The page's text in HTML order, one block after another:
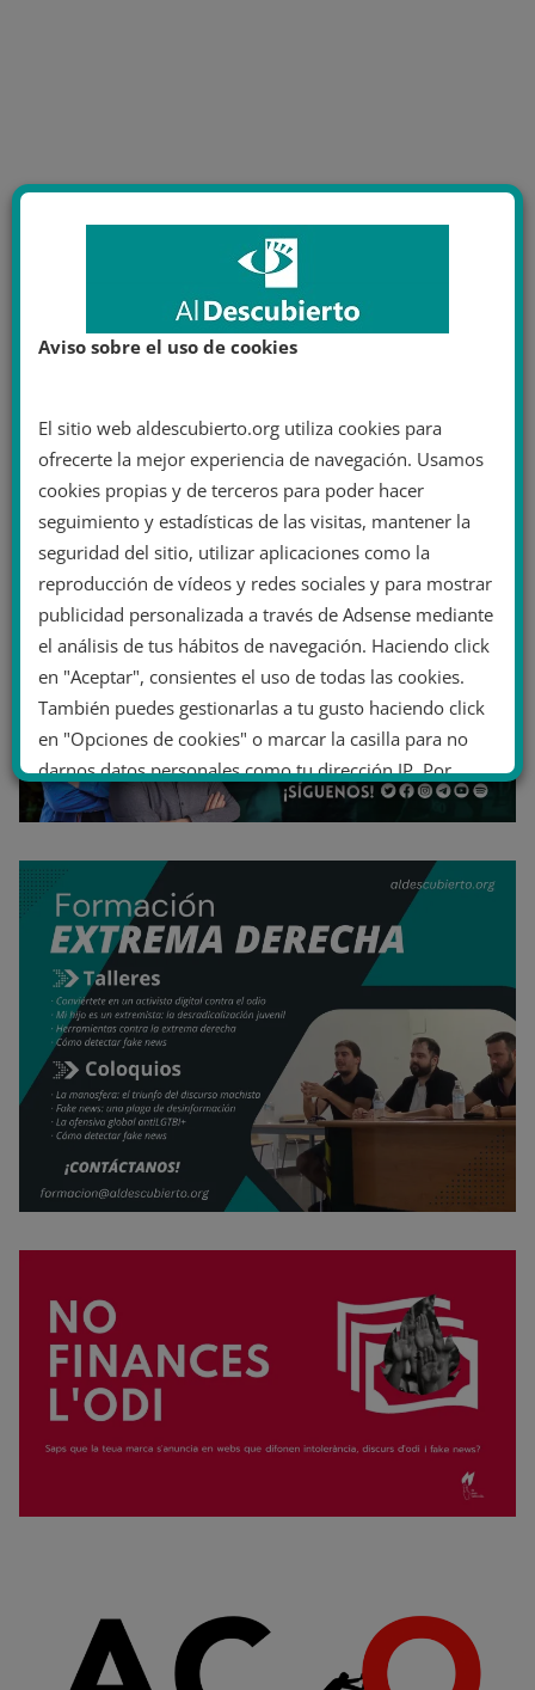
Aviso sobre el uso de cookies
El sitio web aldescubierto.org utiliza cookies para
ofrecerte la mejor experiencia de navegación. Usamos
cookies propias y de terceros para poder hacer
seguimiento y estadísticas de las visitas, mantener la
seguridad del sitio, utilizar aplicaciones como la
reproducción de vídeos y redes sociales y para mostrar
publicidad personalizada a través de Adsense mediante
el análisis de tus hábitos de navegación. Haciendo click
en "Aceptar", consientes el uso de todas las cookies.
También puedes gestionarlas a tu gusto haciendo click
en "Opciones de cookies" o marcar la casilla para no
darnos datos personales como tu dirección IP. Por
último, puedes leer nuestra Política de cookies.
No dar mi información personal
Opciones de cookies Aceptar cookies
Rechazar cookies